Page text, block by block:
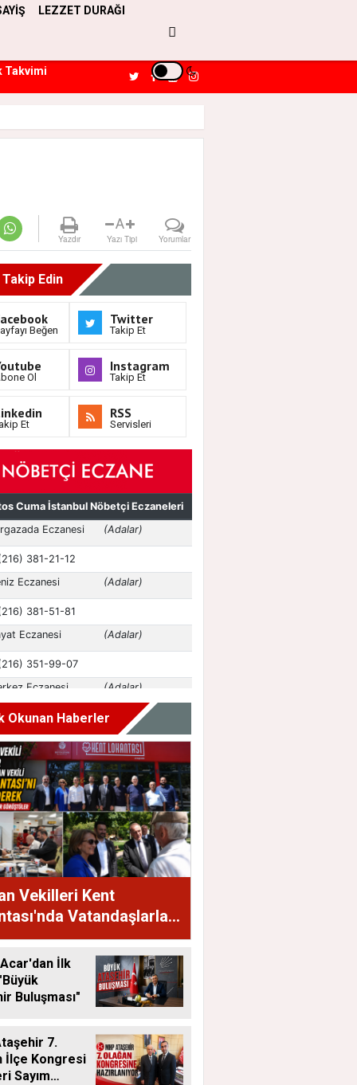
LEZZET DURAĞI
Takvimi
Yazdır
A
Yazı Tipi Yorumlar
Takip Edin
Beğen
Twitter
Takip Et
Ol
Instagram
Takip Et
Et
RSS
Servisleri
Okunan Haberler
Vekilleri Kent
Vatandaşlarla
Geldi
İlk
Buluşması"
7.
İlçe Kongresi
Sayım